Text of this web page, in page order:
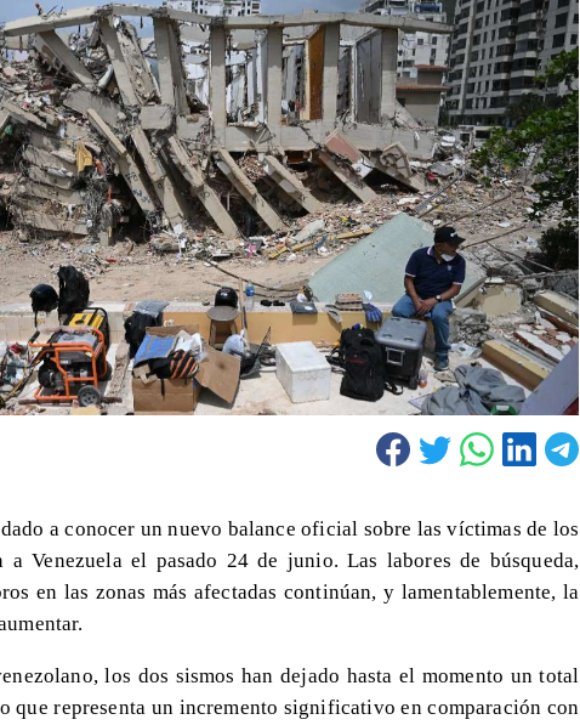
a conocer un nuevo balance oficial sobre las víctimas de los
a Venezuela el pasado 24 de junio. Las labores de búsqueda,
en las zonas más afectadas continúan, y lamentablemente, la
los dos sismos han dejado hasta el momento un total
que representa un incremento significativo en comparación con